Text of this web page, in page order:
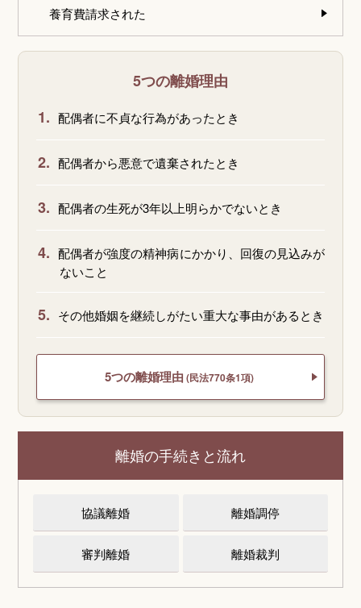
養育費請求された
5つの離婚理由
1. 配偶者に不貞な行為があったとき
2. 配偶者から悪意で遺棄されたとき
3. 配偶者の生死が3年以上明らかでないとき
4. 配偶者が強度の精神病にかかり、回復の見込みが
ないこと
5. その他婚姻を継続しがたい重大な事由があるとき
5つの離婚理由 (民法770条1項)
離婚の手続きと流れ
協議離婚 離婚調停
審判離婚 離婚裁判